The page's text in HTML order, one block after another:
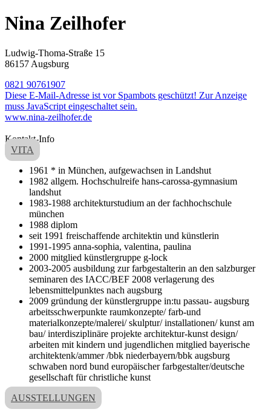
Nina Zeilhofer
Ludwig-Thoma-Straße 15
86157 Augsburg
0821 90761907
Diese E-Mail-Adresse ist vor Spambots geschützt! Zur Anzeige
muss JavaScript eingeschaltet sein.
www.nina-zeilhofer.de
Kontakt-Info
VITA
1961 * in München, aufgewachsen in Landshut
1982 allgem. Hochschulreife hans-carossa-gymnasium
landshut
1983-1988 architekturstudium an der fachhochschule
münchen
1988 diplom
seit 1991 freischaffende architektin und künstlerin
1991-1995 anna-sophia, valentina, paulina
2000 mitglied künstlergruppe g-lock
2003-2005 ausbildung zur farbgestalterin an den salzburger
seminaren des IACC/BEF 2008 verlagerung des
lebensmittelpunktes nach augsburg
2009 gründung der künstlergruppe in:tu passau- augsburg
arbeitsschwerpunkte raumkonzepte/ farb-und
materialkonzepte/malerei/ skulptur/ installationen/ kunst am
bau/ interdisziplinäre projekte architektur-kunst design/
arbeiten mit kindern und jugendlichen mitglied bayerische
architektenk/ammer /bbk niederbayern/bbk augsburg
schwaben nord bund europäischer farbgestalter/deutsche
gesellschaft für christliche kunst
AUSSTELLUNGEN